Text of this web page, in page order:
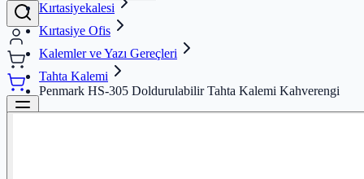
Kırtasiyekalesi
Kırtasiye Ofis
Kalemler ve Yazı Gereçleri
Tahta Kalemi
Penmark HS-305 Doldurulabilir Tahta Kalemi Kahverengi